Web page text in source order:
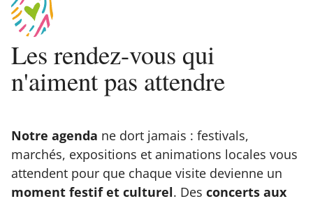
Les rendez-vous qui
n'aiment pas attendre
Notre agenda ne dort jamais : festivals,
marchés, expositions et animations locales vous
attendent pour que chaque visite devienne un
moment festif et culturel. Des concerts aux